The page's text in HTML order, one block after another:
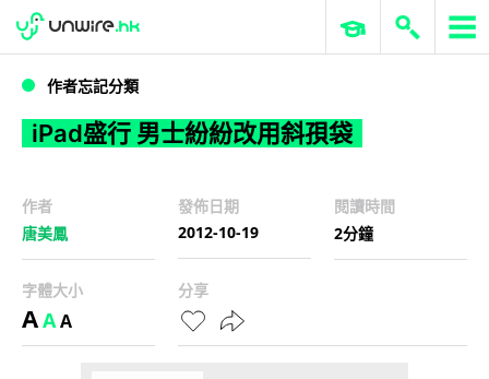
iPad盛行 男士紛紛改用斜孭袋
WWDC 2026 ERP 與商業 AI
作者忘記分類
iPad盛行 男士紛紛改用斜孭袋
作者
唐美鳳
發佈日期
2012-10-19
閱讀時間
2分鐘
字體大小
AAA
分享